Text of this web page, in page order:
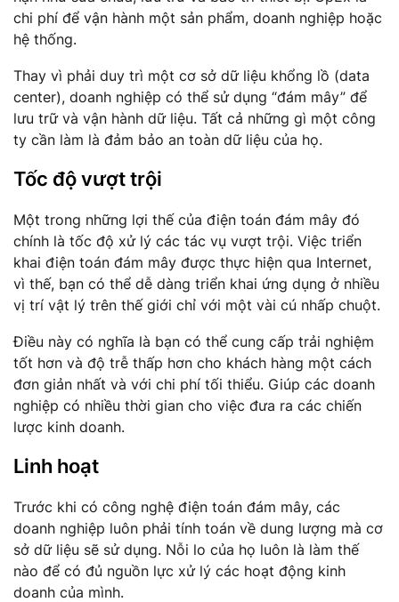
chi phí để vận hành một sản phẩm, doanh nghiệp hoặc
hệ thống.
Thay vì phải duy trì một cơ sở dữ liệu khổng lồ (data
center), doanh nghiệp có thể sử dụng “đám mây” để
lưu trữ và vận hành dữ liệu. Tất cả những gì một công
ty cần làm là đảm bảo an toàn dữ liệu của họ.
Tốc độ vượt trội
Một trong những lợi thế của điện toán đám mây đó
chính là tốc độ xử lý các tác vụ vượt trội. Việc triển
khai điện toán đám mây được thực hiện qua Internet,
vì thế, bạn có thể dễ dàng triển khai ứng dụng ở nhiều
vị trí vật lý trên thế giới chỉ với một vài cú nhấp chuột.
Điều này có nghĩa là bạn có thể cung cấp trải nghiệm
tốt hơn và độ trễ thấp hơn cho khách hàng một cách
đơn giản nhất và với chi phí tối thiểu. Giúp các doanh
nghiệp có nhiều thời gian cho việc đưa ra các chiến
lược kinh doanh.
Linh hoạt
Trước khi có công nghệ điện toán đám mây, các
doanh nghiệp luôn phải tính toán về dung lượng mà cơ
sở dữ liệu sẽ sử dụng. Nỗi lo của họ luôn là làm thế
nào để có đủ nguồn lực xử lý các hoạt động kinh
doanh của mình.